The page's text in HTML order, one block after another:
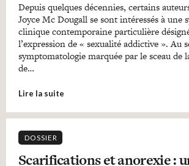
Depuis quelques décennies, certains
Joyce Mc Dougall se sont intéressés à une
clinique contemporaine particulière
l’expression de « sexualité addictive ». Au
symptomatologie marquée par le sceau de
de…
Lire la suite
DOSSIER
Scarifications et anorexie :